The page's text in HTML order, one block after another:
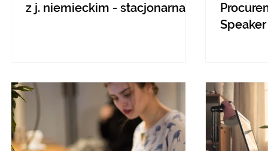
z j. niemieckim - stacjonarna
Speaker